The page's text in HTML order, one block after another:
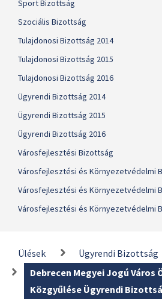
Sport Bizottság
Szociális Bizottság
Tulajdonosi Bizottság 2014
Tulajdonosi Bizottság 2015
Tulajdonosi Bizottság 2016
Ügyrendi Bizottság 2014
Ügyrendi Bizottság 2015
Ügyrendi Bizottság 2016
Városfejlesztési Bizottság
Városfejlesztési és Környezetvédelmi
Városfejlesztési és Környezetvédelmi
Városfejlesztési és Környezetvédelmi
Ülések
Ügyrendi Bizottság
Debrecen Megyei Jogú Város
Közgyűlése Ügyrendi